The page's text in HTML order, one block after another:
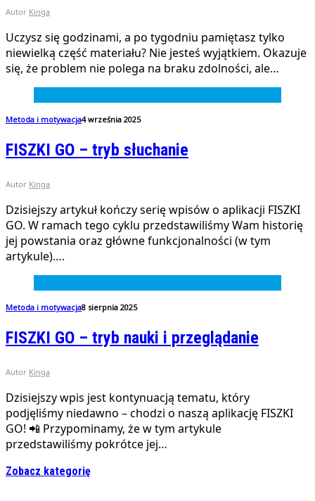
Autor Kinga
Uczysz się godzinami, a po tygodniu pamiętasz tylko
niewielką część materiału? Nie jesteś wyjątkiem. Okazuje
się, że problem nie polega na braku zdolności, ale…
Metoda i motywacja4 września 2025
FISZKI GO – tryb słuchanie
Autor Kinga
Dzisiejszy artykuł kończy serię wpisów o aplikacji FISZKI
GO. W ramach tego cyklu przedstawiliśmy Wam historię
jej powstania oraz główne funkcjonalności (w tym
artykule)….
Metoda i motywacja8 sierpnia 2025
FISZKI GO – tryb nauki i przeglądanie
Autor Kinga
Dzisiejszy wpis jest kontynuacją tematu, który
podjęliśmy niedawno – chodzi o naszą aplikację FISZKI
GO! 📲 Przypominamy, że w tym artykule
przedstawiliśmy pokrótce jej…
Zobacz kategorię